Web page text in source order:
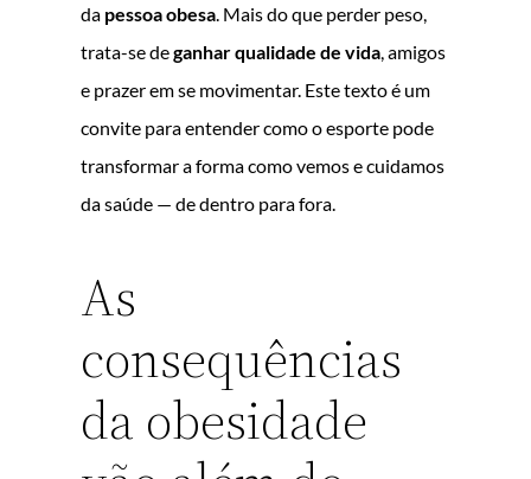
da pessoa obesa. Mais do que perder peso,
trata-se deganhar qualidade de vida, amigos
e prazer em se movimentar. Este texto é um
convite para entender como o esporte pode
transformar a forma como vemos e cuidamos
da saúde — de dentro para fora.
As
consequências
da obesidade